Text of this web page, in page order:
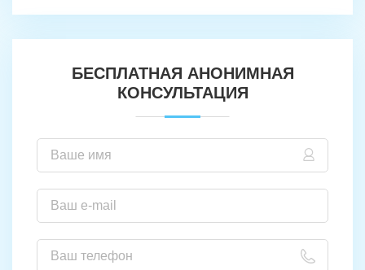
БЕСПЛАТНАЯ АНОНИМНАЯ
КОНСУЛЬТАЦИЯ